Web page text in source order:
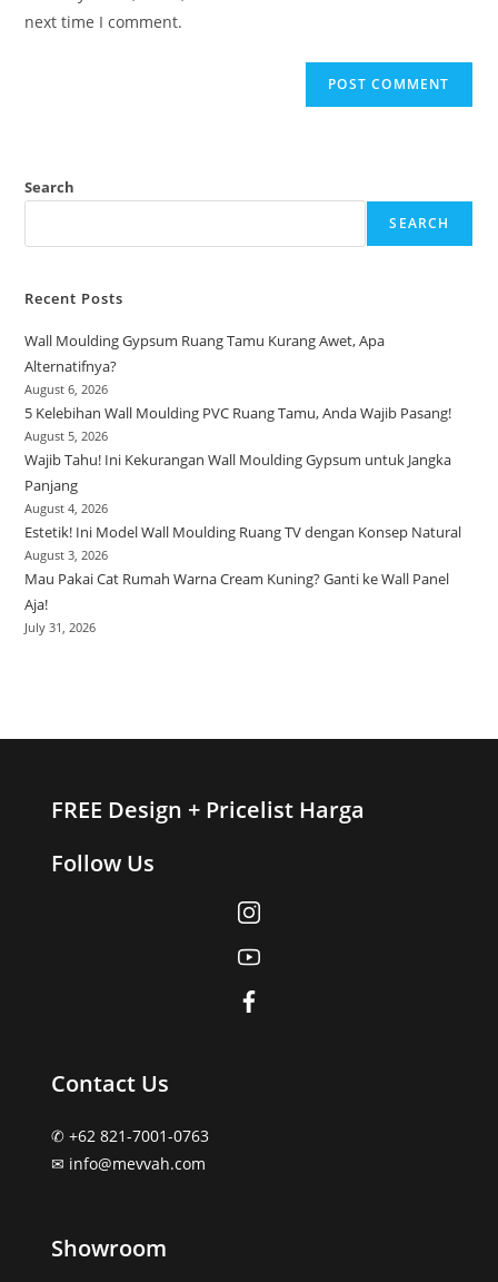
(optional)
next time I comment.
Search
SEARCH
Recent Posts
Wall Moulding Gypsum Ruang Tamu Kurang Awet, Apa
Alternatifnya?
August 6, 2026
5 Kelebihan Wall Moulding PVC Ruang Tamu, Anda Wajib Pasang!
August 5, 2026
Wajib Tahu! Ini Kekurangan Wall Moulding Gypsum untuk Jangka
Panjang
August 4, 2026
Estetik! Ini Model Wall Moulding Ruang TV dengan Konsep Natural
August 3, 2026
Mau Pakai Cat Rumah Warna Cream Kuning? Ganti ke Wall Panel
Aja!
July 31, 2026
FREE Design + Pricelist Harga
Follow Us
Contact Us
✆ +62 821-7001-0763
✉︎ info@mevvah.com
Showroom